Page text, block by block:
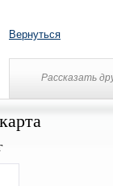
Вернуться
Рассказать